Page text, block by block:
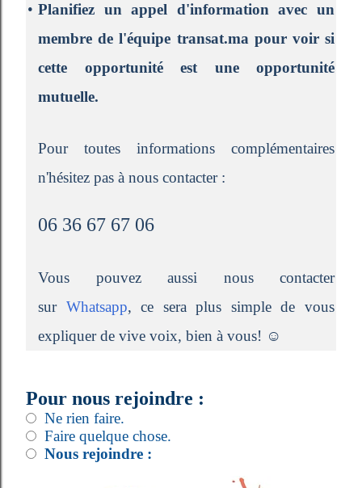
• Planifiez un appel d'information avec un
membre de l'équipe transat.ma pour voir si
cette opportunité est une opportunité
mutuelle.
Pour toutes informations complémentaires
n'hésitez pas à nous contacter :
06 36 67 67 06
Vous pouvez aussi nous contacter
sur Whatsapp, ce sera plus simple de vous
expliquer de vive voix, bien à vous! ☺
Pour nous rejoindre :
Ne rien faire.
Faire quelque chose.
Nous rejoindre :